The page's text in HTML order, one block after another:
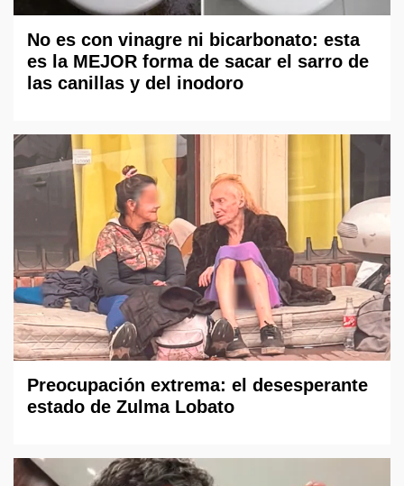
No es con vinagre ni bicarbonato: esta
es la MEJOR forma de sacar el sarro de
las canillas y del inodoro
Preocupación extrema: el desesperante
estado de Zulma Lobato